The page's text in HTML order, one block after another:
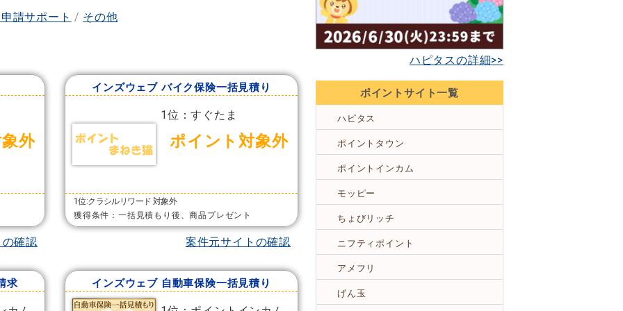
請サポート / その他
外
確認
インズウェブ バイク保険一括見積り
1位：すぐたま
ポイント対象外
1位:クラシルリワード 対象外
獲得条件：一括見積もり後、商品プレゼント
案件元サイトの確認
求 インズウェブ 自動車保険一括見積り
ハピタスの詳細>>
ポイントサイト一覧
ハピタス
ポイントタウン
ポイントインカム
モッピー
ちょびリッチ
ニフティポイント
アメフリ
げん玉